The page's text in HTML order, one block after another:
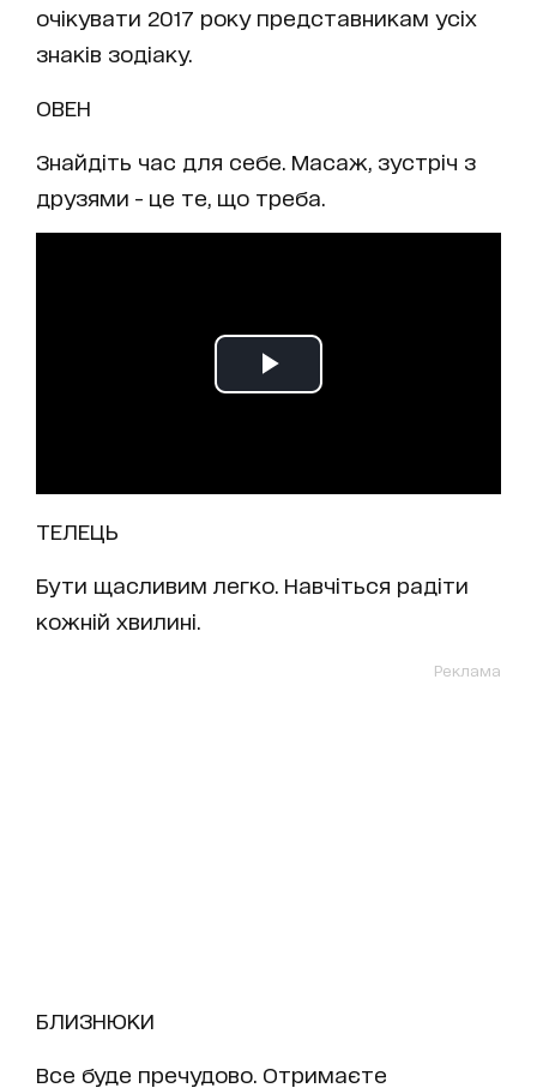
очікувати 2017 року представникам усіх
знаків зодіаку.
ОВЕН
Знайдіть час для себе. Масаж, зустріч з
друзями - це те, що треба.
ТЕЛЕЦЬ
Бути щасливим легко. Навчіться радіти
кожній хвилині.
Реклама
БЛИЗНЮКИ
Все буде пречудово. Отримаєте